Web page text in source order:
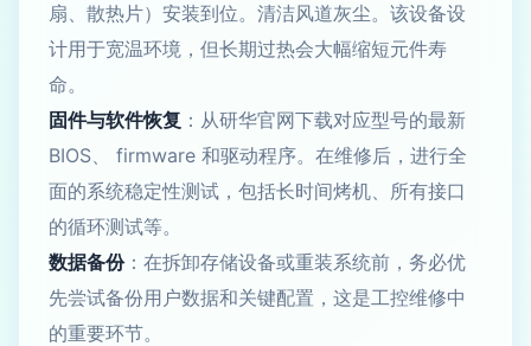
扇、散热片）安装到位。清洁风道灰尘。该设备设
计用于宽温环境，但长期过热会大幅缩短元件寿
命。
固件与软件恢复 ：从研华官网下载对应型号的最新
BIOS、 firmware 和驱动程序。在维修后，进行全
面的系统稳定性测试，包括长时间烤机、所有接口
的循环测试等。
数据备份：在拆卸存储设备或重装系统前，务必优
先尝试备份用户数据和关键配置，这是工控维修中
的重要环节。